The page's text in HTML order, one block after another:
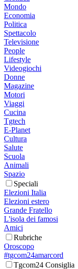
Mondo
Economia
Politica
Spettacolo
Televisione
People
Lifestyle
Videogiochi
Donne
Magazine
Motori
Viaggi
Cucina
Tgtech
E-Planet
Cultura
Salute
Scuola
Animali
Spazio
Speciali
Elezioni Italia
Elezioni estero
Grande Fratello
L'isola dei famosi
Amici
Rubriche
Oroscopo
#tgcom24amarcord
Tgcom24 Consiglia